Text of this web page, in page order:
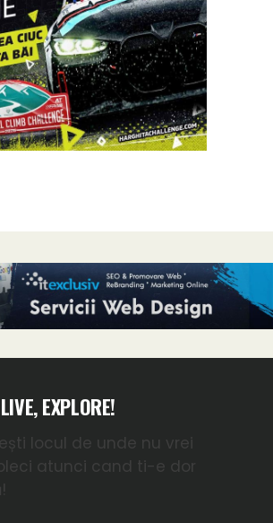
EXPLORE!
locul de unde nu vrei
atunci cand ti-e dor